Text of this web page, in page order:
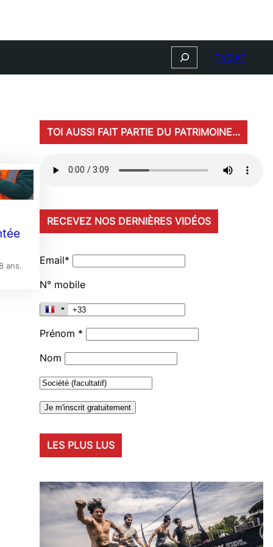
Search TVCAT
ans.
TOI AUSSI FAIT PARTIE DU PATRIMOINE…
RECEVEZ NOS DERNIÈRES VIDÉOS
Email*
N° mobile
Prénom *
Nom
LES PLUS LUS